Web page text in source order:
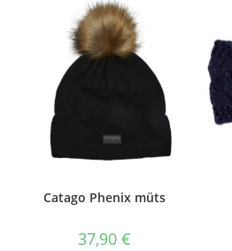
Catago Phenix müts
37,90€